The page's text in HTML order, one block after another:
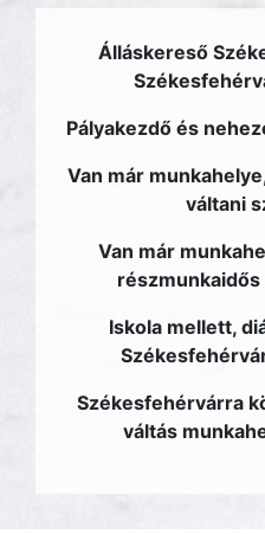
Álláskereső
Pályakezdő és
Van már
váltani
Van már
Iskola mellett,
Székesfehérvárra
váltás